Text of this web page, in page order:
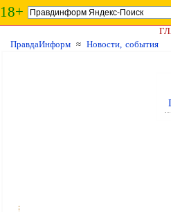
18+
ПравдаИнформ ≈ Новости, события